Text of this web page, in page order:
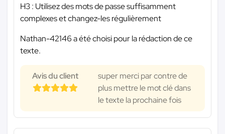
H3 : Utilisez des mots de passe suffisamment
complexes et changez-les régulièrement
Nathan-42146 a été choisi pour la rédaction de ce
texte.
Avis du client
super merci par contre de
plus mettre le mot clé dans
le texte la prochaine fois